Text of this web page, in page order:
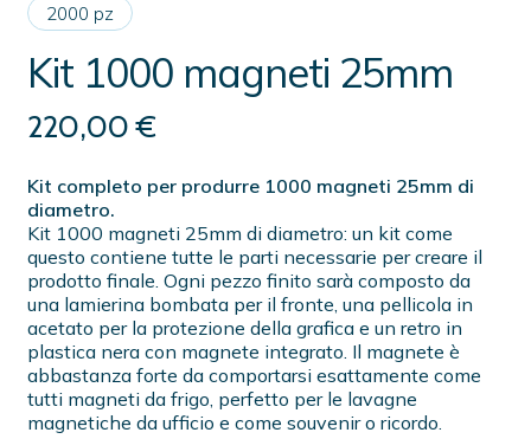
2000 pz
Kit 1000 magneti 25mm
220,00€
Kit completo per produrre 1000 magneti 25mm di
diametro.
Kit 1000 magneti 25mm di diametro: un kit come
questo contiene tutte le parti necessarie per creare il
prodotto finale. Ogni pezzo finito sarà composto da
una lamierina bombata per il fronte, una pellicola in
acetato per la protezione della grafica e un retro in
plastica nera con magnete integrato. Il magnete è
abbastanza forte da comportarsi esattamente come
tutti magneti da frigo, perfetto per le lavagne
magnetiche da ufficio e come souvenir o ricordo.